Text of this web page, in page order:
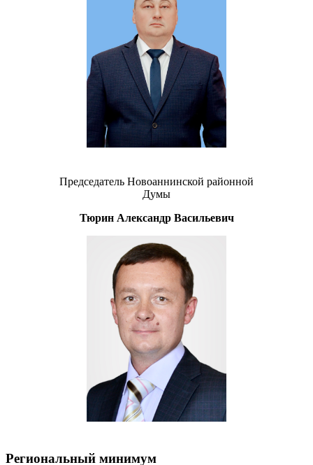
Председатель Новоаннинской районной
Думы
Тюрин Александр Васильевич
Региональный минимум